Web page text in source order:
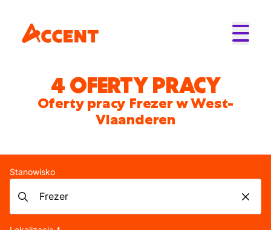
4 OFERTY PRACY
Oferty pracy Frezer w West-
Vlaanderen
Stanowisko